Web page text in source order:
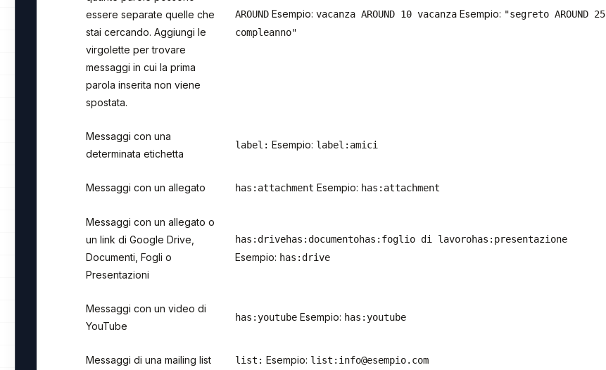
essere separate quelle che
stai cercando. Aggiungi le
virgolette per trovare
messaggi in cui la prima
parola inserita non viene
spostata.
AROUND Esempio: vacanza AROUND 10 vacanza Esempio: "segreto AROUND 25
compleanno"
Messaggi con una
determinata etichetta
label: Esempio: label:amici
Messaggi con un allegato has:attachment Esempio: has:attachment
Messaggi con un allegato o
un link di Google Drive,
Documenti, Fogli o
Presentazioni
has:drivehas:documentohas:foglio di lavorohas:presentazione
Esempio: has:drive
Messaggi con un video di
YouTube
has:youtube Esempio: has:youtube
Messaggi di una mailing list list: Esempio: list:info@esempio.com